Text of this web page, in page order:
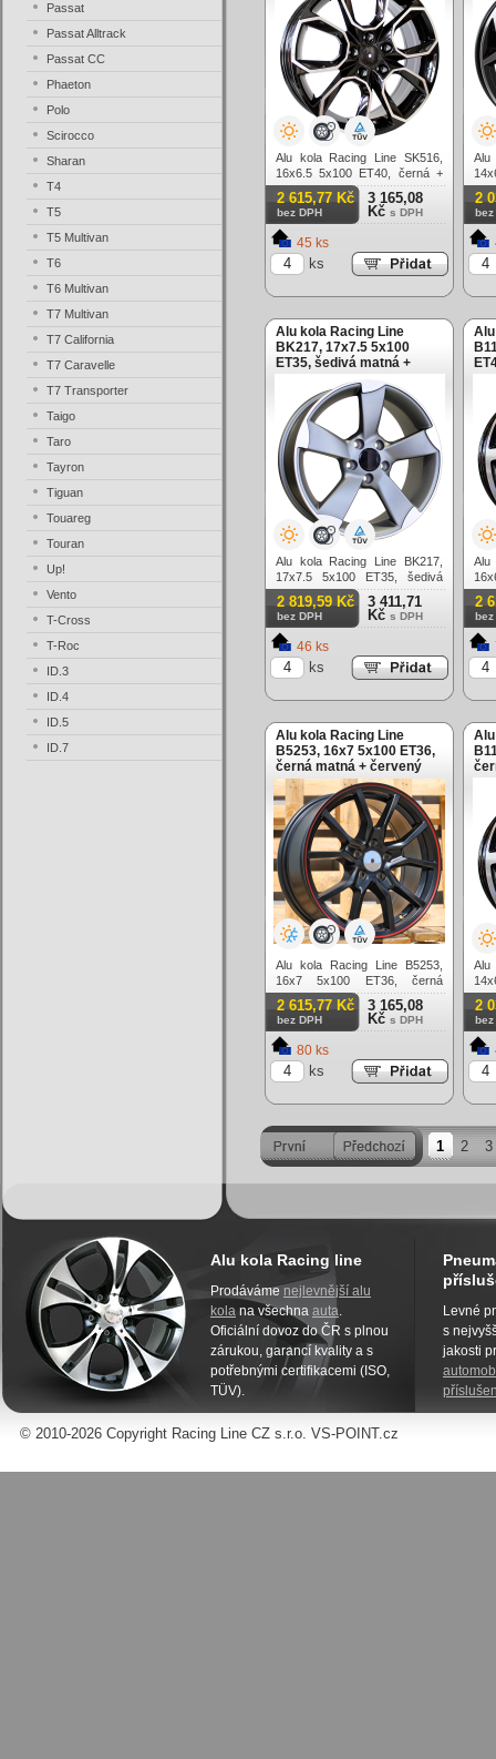
Alu kola Racing Line SK516,
16x6.5 5x100 ET40, černá +
leštění
2 615,77 Kč
bez DPH
3 165,08
Kč s DPH
45 ks
ks
Alu
2
bez
Alu kola Racing Line
BK217, 17x7.5 5x100
ET35, šedivá matná +
Alu kola Racing Line BK217,
17x7.5 5x100 ET35, šedivá
matná + leštění
2 819,59 Kč
bez DPH
3 411,71
Kč s DPH
46 ks
ks
Alu
2
bez
Alu kola Racing Line
B5253, 16x7 5x100 ET36,
černá matná + červený
límec
Alu kola Racing Line B5253,
16x7 5x100 ET36, černá
matná + červený límec
2 615,77 Kč
bez DPH
3 165,08
Kč s DPH
80 ks
ks
Alu
2
bez
1 2 3
Passat
Passat Alltrack
Passat CC
Phaeton
Polo
Scirocco
Sharan
T4
T5
T5 Multivan
T6
T6 Multivan
T7 Multivan
T7 California
T7 Caravelle
T7 Transporter
Taigo
Taro
Tayron
Tiguan
Touareg
Touran
Up!
Vento
T-Cross
T-Roc
ID.3
ID.4
ID.5
ID.7
Alu kola Racing line
Prodáváme nejlevnější alu
kola na všechna auta.
Oficiální dovoz do ČR s plnou
zárukou, garancí kvality a s
potřebnými certifikacemi (ISO,
TÜV).
Levné
s
jakosti
© 2010-2026 Copyright Racing Line CZ s.r.o. VS-POINT.cz